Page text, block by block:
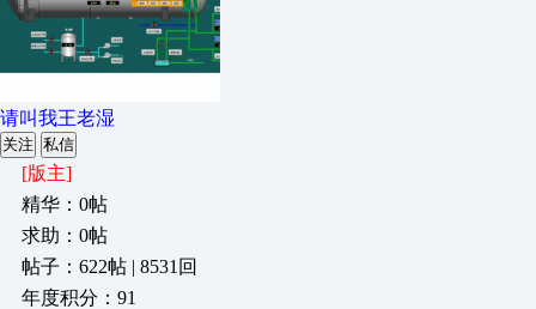
请叫我王老湿
关注 私信
[版主]
精华：0帖
求助：0帖
帖子：622帖 | 8531回
年度积分：91